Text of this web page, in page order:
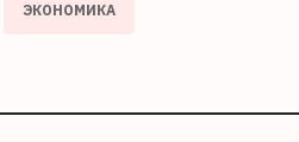
ЭКОНОМИКА